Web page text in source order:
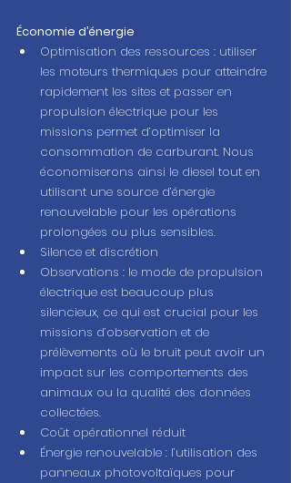
Économie d’énergie
Optimisation des ressources : utiliser
les moteurs thermiques pour atteindre
rapidement les sites et passer en
propulsion électrique pour les
missions permet d’optimiser la
consommation de carburant. Nous
économiserons ainsi le diesel tout en
utilisant une source d’énergie
renouvelable pour les opérations
prolongées ou plus sensibles.
Silence et discrétion
Observations : le mode de propulsion
électrique est beaucoup plus
silencieux, ce qui est crucial pour les
missions d’observation et de
prélèvements où le bruit peut avoir un
impact sur les comportements des
animaux ou la qualité des données
collectées.
Coût opérationnel réduit
Énergie renouvelable : l’utilisation des
panneaux photovoltaïques pour